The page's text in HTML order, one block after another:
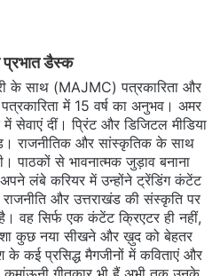
प्रभात डैस्क
के साथ (MAJMC) पत्रकारिता और
में 15 वर्ष का अनुभव। अमर
सेवाएं दीं। प्रिंट और डिजिटल मीडिया
राजनीतिक और सांस्कृतिक के साथ
पाठकों से भावनात्मक जुड़ाव बनाना
लंबे करियर में उन्होंने ट्रेंडिंग कंटेंट
और उत्तराखंड की संस्कृति पर
वह सिर्फ एक कंटेंट क्रिएटर ही नहीं,
कुछ नया सीखने और ख़ुद को बेहतर
कई प्रसिद्ध मैगजीनों में कविताएं और